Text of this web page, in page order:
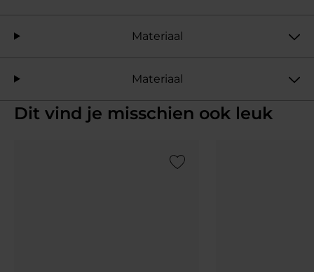
Materiaal
Materiaal
Dit vind je misschien ook leuk
Add to Wishlist